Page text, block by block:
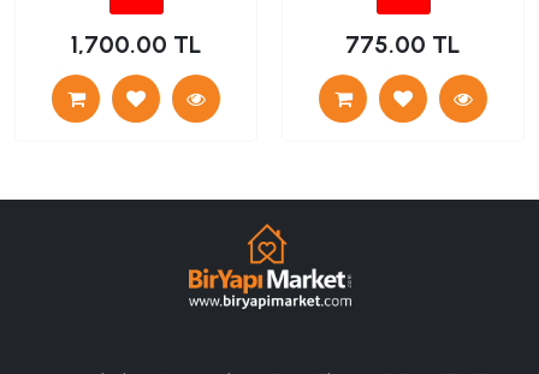
1,700.00 TL 775.00 TL